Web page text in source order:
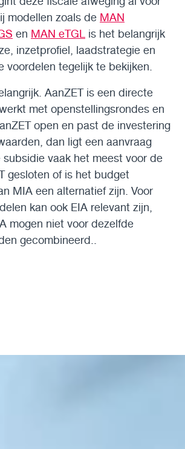
modellen zoals de MAN
en MAN eTGL is het belangrijk
inzetprofiel, laadstrategie en
voordelen tegelijk te bekijken.
AanZET is een directe
met openstellingsrondes en
open en past de investering
dan ligt een aanvraag
vaak het meest voor de
gesloten of is het budget
MIA een alternatief zijn. Voor
kan ook EIA relevant zijn,
mogen niet voor dezelfde
gecombineerd..